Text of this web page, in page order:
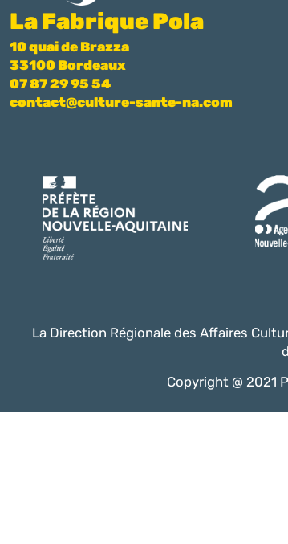
La Fabrique Pola
10 quai de Brazza
33100 Bordeaux
07 87 29 95 54
contact@culture-sante-na.com
La Direction Régionale des Affaires
Copyright @ 2021